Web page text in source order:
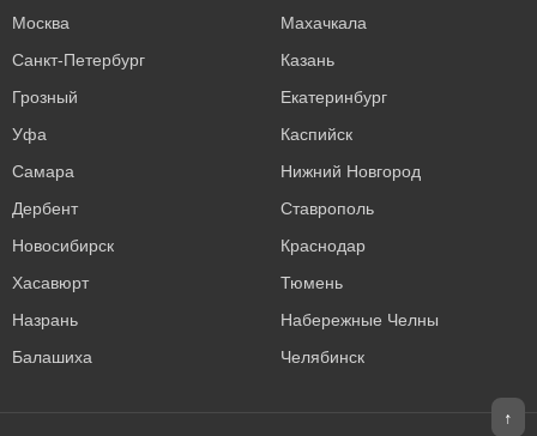
Москва
Махачкала
Санкт-Петербург
Казань
Грозный
Екатеринбург
Уфа
Каспийск
Самара
Нижний Новгород
Дербент
Ставрополь
Новосибирск
Краснодар
Хасавюрт
Тюмень
Назрань
Набережные Челны
Балашиха
Челябинск
↑